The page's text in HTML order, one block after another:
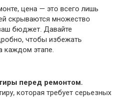
цена — это всего лишь
скрываются множество
бюджет. Давайте
чтобы избежать
каждом этапе.
перед ремонтом.
которая требует серьезных